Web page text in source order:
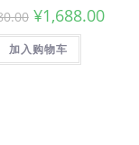
¥1,688.00
加入购物车